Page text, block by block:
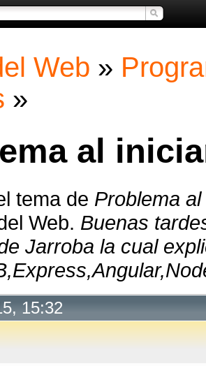
Web »
»
al
tema de Problema
Web. Buenas
Jarroba la cual
15:32